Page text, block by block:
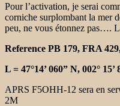
Pour l’activation, je serai
corniche surplombant la mer
peu, ne vous étonnez pas….
Reference PB 179, FRA
L = 47°14’ 060” N, 002°
APRS F5OHH-12 sera en
2M